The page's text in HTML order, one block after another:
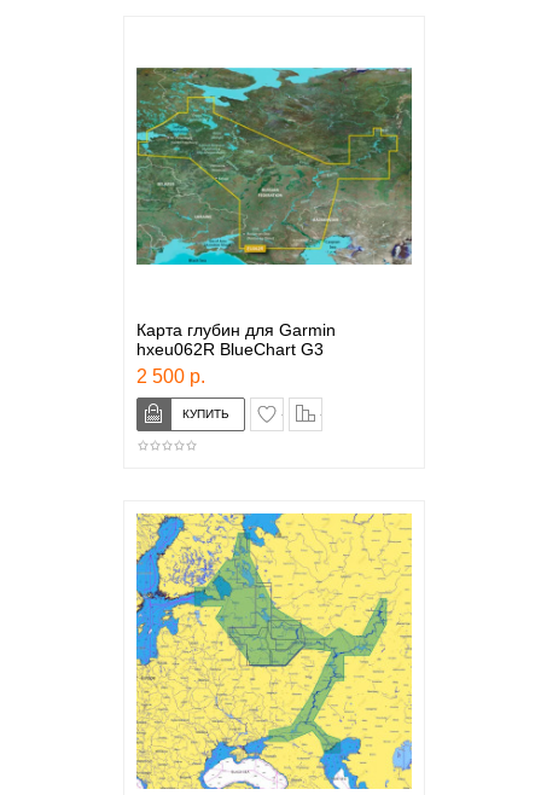
Карта глубин для Garmin
hxeu062R BlueChart G3
2 500 р.
в закладки